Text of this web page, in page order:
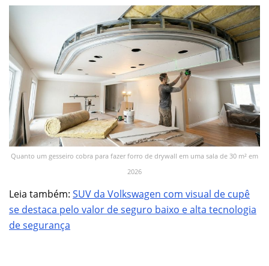
Quanto um gesseiro cobra para fazer forro de drywall em uma sala de 30 m² em
2026
Leia também: SUV da Volkswagen com visual de cupê
se destaca pelo valor de seguro baixo e alta tecnologia
de segurança